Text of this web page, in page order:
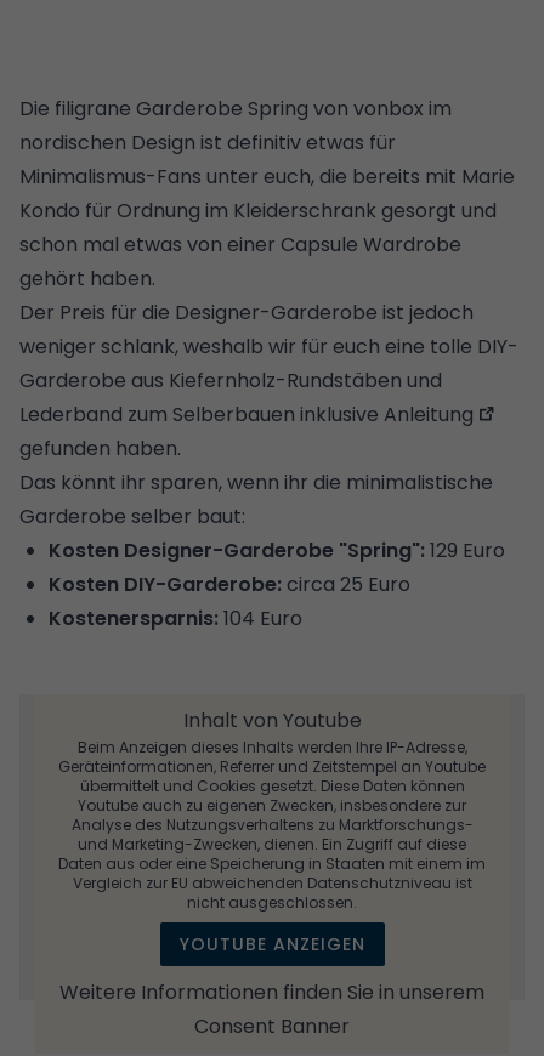
Die filigrane Garderobe Spring von vonbox im
nordischen Design ist definitiv etwas für
Minimalismus-Fans unter euch, die bereits mit Marie
Kondo für Ordnung im Kleiderschrank gesorgt und
schon mal etwas von einer Capsule Wardrobe
gehört haben.
Der Preis für die Designer-Garderobe ist jedoch
weniger schlank, weshalb wir für euch eine tolle DIY-
Garderobe aus Kiefernholz-Rundstäben und
Lederband zum Selberbauen inklusive Anleitung
gefunden haben.
Das könnt ihr sparen, wenn ihr die minimalistische
Garderobe selber baut:
Kosten Designer-Garderobe "Spring": 129 Euro
Kosten DIY-Garderobe: circa 25 Euro
Kostenersparnis: 104 Euro
Inhalt von Youtube
Beim Anzeigen dieses Inhalts werden Ihre IP-Adresse,
Geräteinformationen, Referrer und Zeitstempel an Youtube
übermittelt und Cookies gesetzt. Diese Daten können
Youtube auch zu eigenen Zwecken, insbesondere zur
Analyse des Nutzungsverhaltens zu Marktforschungs-
und Marketing-Zwecken, dienen. Ein Zugriff auf diese
Daten aus oder eine Speicherung in Staaten mit einem im
Vergleich zur EU abweichenden Datenschutzniveau ist
nicht ausgeschlossen.
YOUTUBE ANZEIGEN
Weitere Informationen finden Sie in unserem
Consent Banner